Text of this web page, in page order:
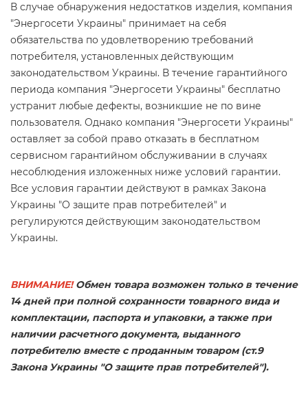
В случае обнаружения недостатков изделия, компания
"Энергосети Украины" принимает на себя
обязательства по удовлетворению требований
потребителя, установленных действующим
законодательством Украины. В течение гарантийного
периода компания "Энергосети Украины" бесплатно
устранит любые дефекты, возникшие не по вине
пользователя. Однако компания "Энергосети Украины"
оставляет за собой право отказать в бесплатном
сервисном гарантийном обслуживании в случаях
несоблюдения изложенных ниже условий гарантии.
Все условия гарантии действуют в рамках Закона
Украины "О защите прав потребителей" и
регулируются действующим законодательством
Украины.
ВНИМАНИЕ!Обмен товара возможен только в течение
14 дней при полной сохранности товарного вида и
комплектации, паспорта и упаковки, а также при
наличии расчетного документа, выданного
потребителю вместе с проданным товаром (ст.9
Закона Украины "О защите прав потребителей").